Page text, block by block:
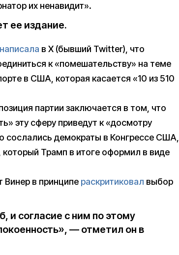
их ненавидит».
ее издание.
написала в X (бывший Twitter), что
к «помешательству» на теме
в США, которая касается «10 из 510
партии заключается в том, что
эту сферу приведут к «досмотру
сослались демократы в Конгрессе США,
который Трамп в итоге оформил в виде
Винер в принципе раскритиковал выбор
и согласие с ним по этому
— отметил он в